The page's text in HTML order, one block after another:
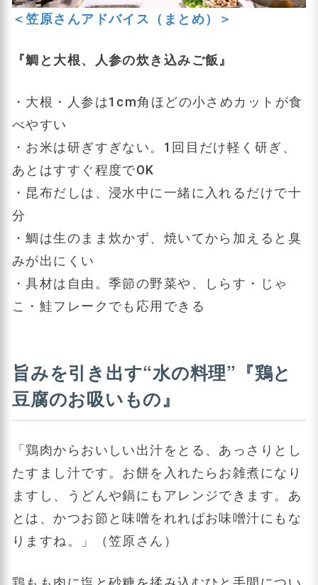
＜笠原さんアドバイス（まとめ）＞
『鯛と大根、人参の炊き込みご飯』
・大根・人参は1cm角ほどの小さめカットが食
べやすい
・お米は研ぎすぎない。1回目だけ軽く研ぎ、
あとはすすぐ程度でOK
・昆布だしは、浸水中に一緒に入れるだけで十
分
・鯛は生のまま炊かず、焼いてから加えると臭
みが出にくい
・具材は自由。季節の野菜や、しらす・じゃ
こ・鮭フレークでも応用できる
旨みを引き出す“水の料理”『鶏と
豆腐のお吸いもの』
「鶏肉からおいしい出汁をとる、あっさりとし
たすまし汁です。お餅を入れたらお雑煮になり
ますし、うどんや鍋にもアレンジできます。あ
とは、かつお節と味噌をれればお味噌汁にもな
りますね。」（笠原さん）